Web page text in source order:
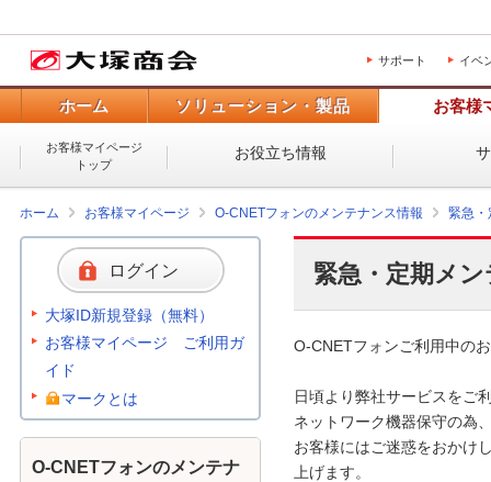
サポート イベ
ホーム ソリューション・製品 お客様
お客様マイページ
トップ
お役立ち情報
ホーム お客様マイページ O-CNETフォンのメンテナンス情報 緊急・
緊急・定期メ
O-CNETフォンご利用中の
日頃より弊社サービスをご
ネットワーク機器保守の為
お客様にはご迷惑をおかけ
上げます。
ログイン
大塚ID新規登録（無料）
お客様マイページ ご利用ガ
イド
マークとは
O-CNETフォンのメンテナ